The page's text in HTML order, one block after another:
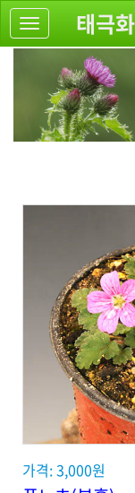
태극
가격: 3,000원